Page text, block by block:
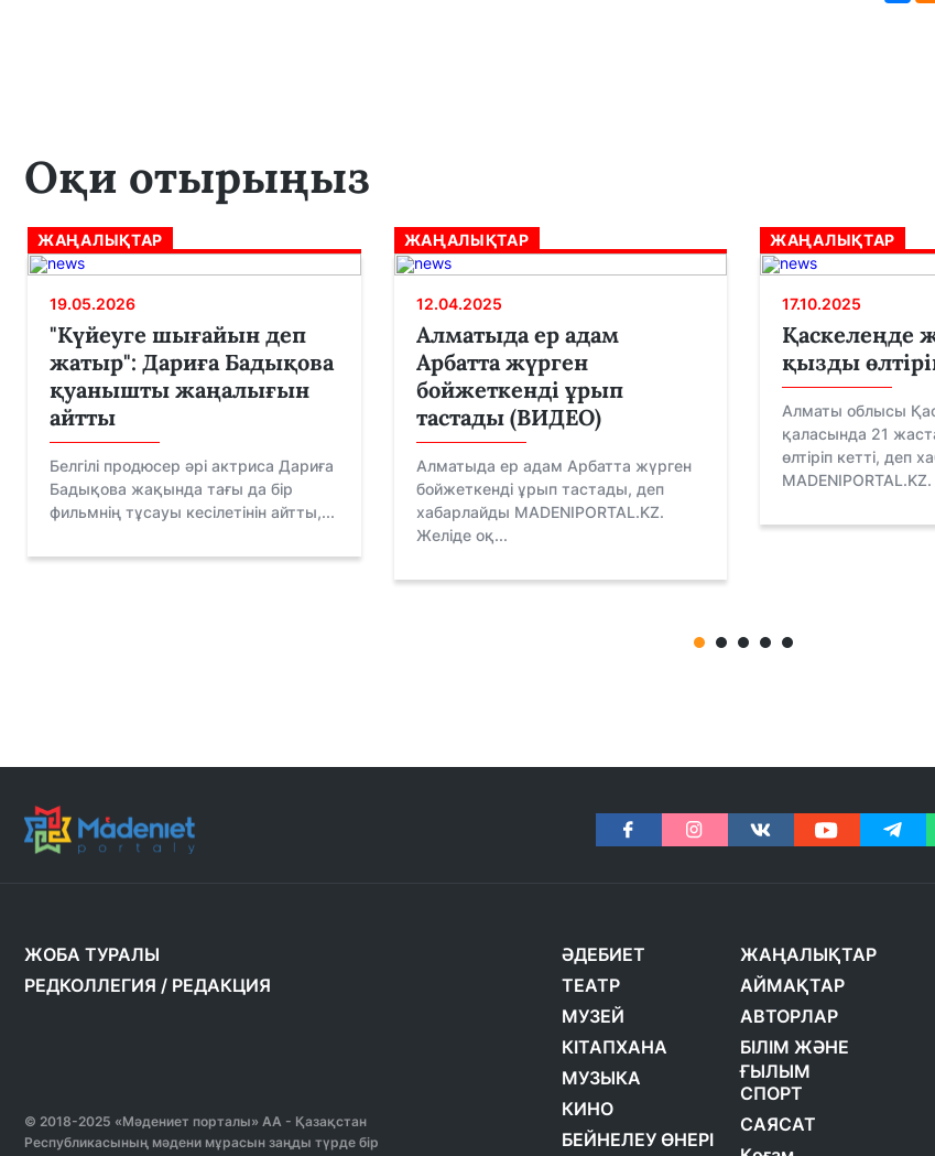
Оқи отырыңыз
ЖАҢАЛЫҚТАР
19.05.2026
"Күйеуге шығайын деп
жатыр": Дариға Бадықова
қуанышты жаңалығын
айтты
Белгілі продюсер әрі актриса Дариға
Бадықова жақында тағы да бір
фильмнің тұсауы кесілетінін айтты,...
ЖАҢАЛЫҚТАР
12.04.2025
Алматыда ер адам
Арбатта жүрген
бойжеткенді ұрып
тастады (ВИДЕО)
Алматыда ер адам Арбатта жүрген
бойжеткенді ұрып тастады, деп
хабарлайды MADENIPORTAL.KZ.
Желіде оқ...
ЖАҢАЛЫҚТАР
17.10.2025
Қаскелеңде
қызды
Алматы облысы
қаласында 21
өлтіріп кетті, деп
ЖОБА ТУРАЛЫ
РЕДКОЛЛЕГИЯ / РЕДАКЦИЯ
© 2018-2025 «Мәдениет порталы» АА - Қазақстан
Республикасының мәдени мұрасын заңды түрде бір
ӘДЕБИЕТ
ТЕАТР
МУЗЕЙ
КІТАПХАНА
МУЗЫКА
КИНО
БЕЙНЕЛЕУ ӨНЕРІ
ЖАҢАЛЫҚТАР
АЙМАҚТАР
АВТОРЛАР
БІЛІМ ЖӘНЕ
ҒЫЛЫМ
СПОРТ
САЯСАТ